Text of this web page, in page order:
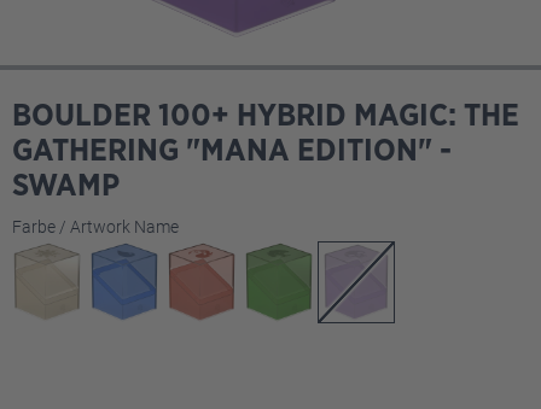
BOULDER 100+ HYBRID MAGIC: THE
GATHERING "MANA EDITION" -
SWAMP
Farbe / Artwork Nameauswählen